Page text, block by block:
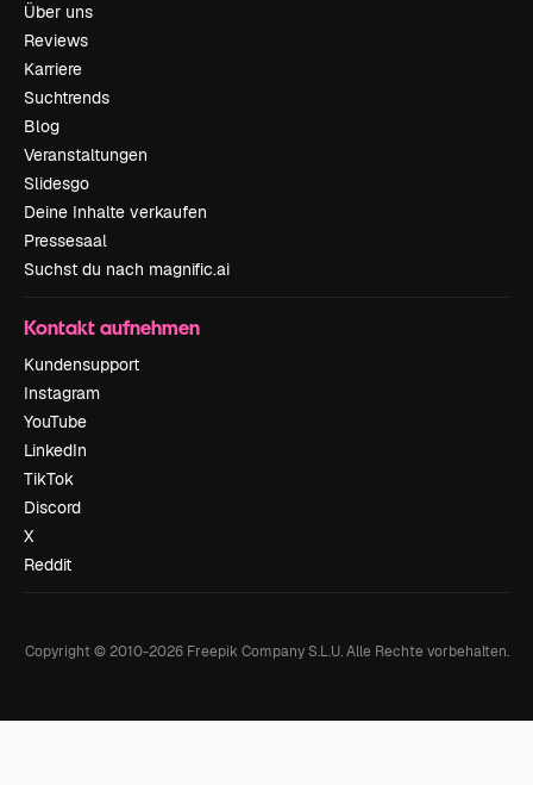
Über uns
Reviews
Karriere
Suchtrends
Blog
Veranstaltungen
Slidesgo
Deine Inhalte verkaufen
Pressesaal
Suchst du nach magnific.ai
Kontakt aufnehmen
Kundensupport
Instagram
YouTube
LinkedIn
TikTok
Discord
X
Reddit
Copyright © 2010-2026Freepik Company S.L.U. Alle Rechte vorbehalten.